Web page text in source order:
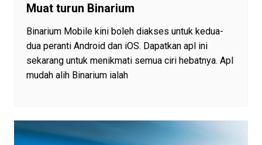
Muat turun Binarium
Binarium Mobile kini boleh diakses untuk kedua-
dua peranti Android dan iOS. Dapatkan apl ini
sekarang untuk menikmati semua ciri hebatnya. Apl
mudah alih Binarium ialah